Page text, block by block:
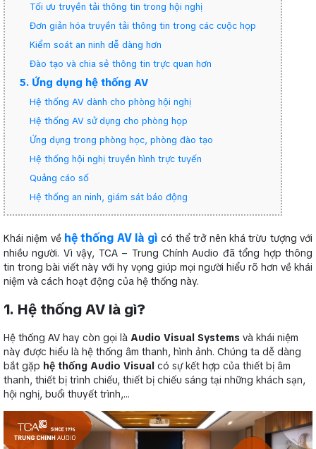
Tối ưu truyền tải thông tin trong hội nghị
Đơn giản hóa truyền tải thông tin trong các cuộc họp
Kiểm soát an ninh dễ dàng hơn
Đào tạo và chia sẻ thông tin trực quan hơn
5. Ứng dụng hệ thống AV
Hệ thống AV dành cho phòng hội nghị
Hệ thống AV sử dụng cho phòng họp
Ứng dụng trong phòng học, phòng đào tạo
Hệ thống hội nghị truyền hình trực tuyến
Quảng cáo số
Hệ thống an ninh, giám sát báo động
Khái niệm về hệ thống AV là gì có thể trở nên khá trừu tượng với
nhiều người. Vì vậy, TCA – Trung Chính Audio đã tổng hợp thông
tin trong bài viết này với hy vọng giúp mọi người hiểu rõ hơn về khái
niệm và cách hoạt động của hệ thống này.
1. Hệ thống AV là gì?
Hệ thống AV hay còn gọi là Audio Visual Systems và khái niệm
này được hiểu là hệ thống âm thanh, hình ảnh. Chúng ta dễ dàng
bắt gặp hệ thống Audio Visual có sự kết hợp của thiết bị âm
thanh, thiết bị trình chiếu, thiết bị chiếu sáng tại những khách sạn,
hội nghị, buổi thuyết trình,…